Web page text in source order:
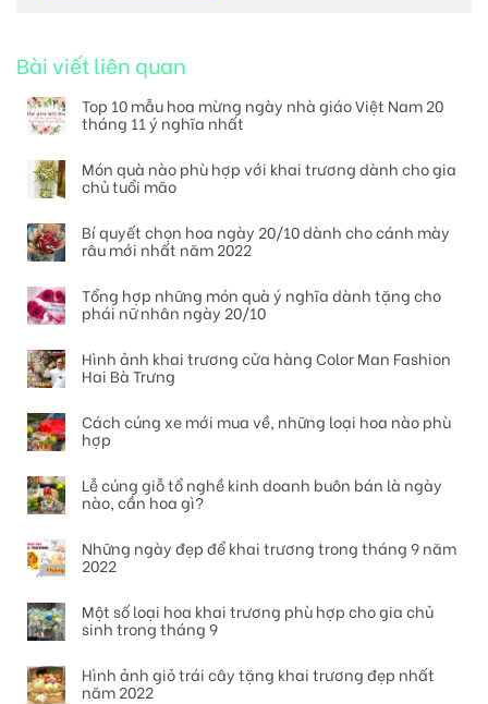
Bài viết liên quan
Top 10 mẫu hoa mừng ngày nhà giáo Việt Nam 20
tháng 11 ý nghĩa nhất
Món quà nào phù hợp với khai trương dành cho gia
chủ tuổi mão
Bí quyết chọn hoa ngày 20/10 dành cho cánh mày
râu mới nhất năm 2022
Tổng hợp những món quà ý nghĩa dành tặng cho
phái nữ nhân ngày 20/10
Hình ảnh khai trương cửa hàng Color Man Fashion
Hai Bà Trưng
Cách cúng xe mới mua về, những loại hoa nào phù
hợp
Lễ cúng giỗ tổ nghề kinh doanh buôn bán là ngày
nào, cần hoa gì?
Những ngày đẹp để khai trương trong tháng 9 năm
2022
Một số loại hoa khai trương phù hợp cho gia chủ
sinh trong tháng 9
Hình ảnh giỏ trái cây tặng khai trương đẹp nhất
năm 2022